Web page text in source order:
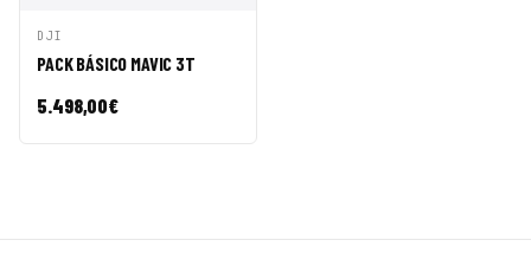
VISTA
RÁPIDA
CESTA
DJI
PACK BÁSICO MAVIC 3T
5.498,00€